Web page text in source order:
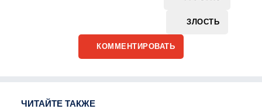
ЗЛОСТЬ
КОММЕНТИРОВАТЬ
ЧИТАЙТЕ ТАКЖЕ